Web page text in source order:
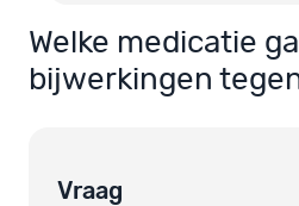
Welke medicatie
bijwerkingen
Vraag